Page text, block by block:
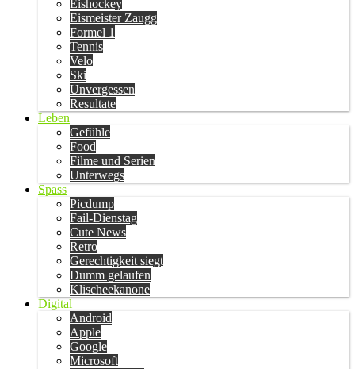
Eishockey
Eismeister Zaugg
Formel 1
Tennis
Velo
Ski
Unvergessen
Resultate
Leben
Gefühle
Food
Filme und Serien
Unterwegs
Spass
Picdump
Fail-Dienstag
Cute News
Retro
Gerechtigkeit siegt
Dumm gelaufen
Klischeekanone
Digital
Android
Apple
Google
Microsoft